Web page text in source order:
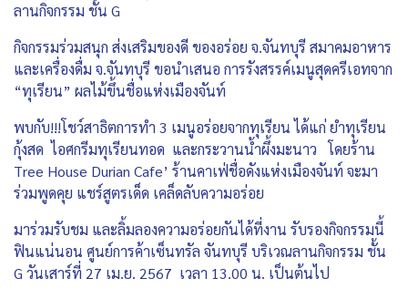
ลานกิจกรรม ชั้น G
กิจกรรมร่วมสนุก ส่งเสริมของดี ของอร่อย จ.จันทบุรี สมาคมอาหาร
และเครื่องดื่ม จ.จันทบุรี ขอนำเสนอ การรังสรรค์เมนูสุดครีเอทจาก
“ทุเรียน” ผลไม้ขึ้นชื่อแห่งเมืองจันท์
พบกับ!!!โชว์สาธิตการทำ 3 เมนูอร่อยจากทุเรียน ได้แก่ ยำทุเรียน
กุ้งสด ไอศกรีมทุเรียนทอด และกระวานน้ำผึ้งมะนาว โดยร้าน
Tree House Durian Cafe’ ร้านคาเฟ่ชื่อดังแห่งเมืองจันท์ จะมา
ร่วมพูดคุย แชร์สูตรเด็ด เคล็ดลับความอร่อย
มาร่วมรับชม และลิ้มลองความอร่อยกันได้ที่งาน รับรองกิจกรรมนี้
ฟินแน่นอน ศูนย์การค้าเซ็นทรัล จันทบุรี บริเวณลานกิจกรรม ชั้น
G วันเสาร์ที่ 27 เม.ย. 2567 เวลา 13.00 น. เป็นต้นไป